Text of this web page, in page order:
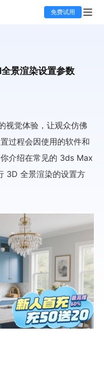
免费试用
景渲染设置参数
视觉体验，让观众仿佛
过程会因使用的软件和
介绍在常见的 3ds Max
3D 全景渲染的设置方